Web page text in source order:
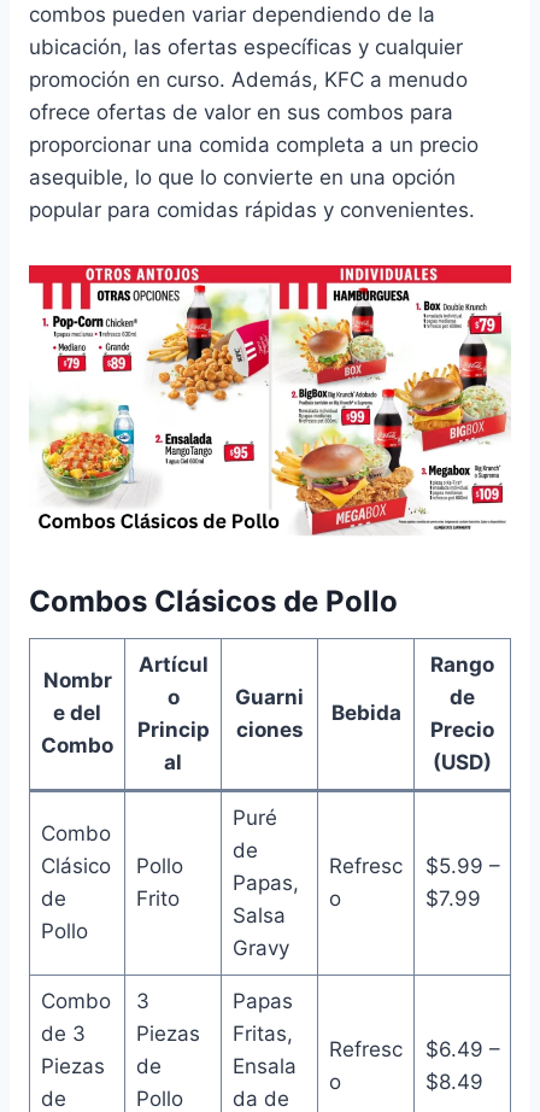
combos pueden variar dependiendo de la
ubicación, las ofertas específicas y cualquier
promoción en curso. Además, KFC a menudo
ofrece ofertas de valor en sus combos para
proporcionar una comida completa a un precio
asequible, lo que lo convierte en una opción
popular para comidas rápidas y convenientes.
Combos Clásicos de Pollo
Nombr
e del
Combo
Artícul
o
Princip
al
Guarni
ciones
Bebida
Rango
de
Precio
(USD)
Combo
Clásico
de
Pollo
Pollo
Frito
Puré
de
Papas,
Salsa
Gravy
Refresc
o
$5.99 –
$7.99
Combo
de 3
Piezas
de
3
Piezas
de
Pollo
Papas
Fritas,
Ensala
da de
Refresc
o
$6.49 –
$8.49